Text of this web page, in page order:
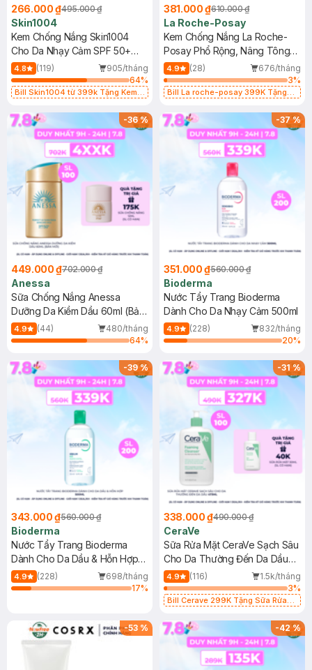
266.000 ₫495.000 ₫
Skin1004
Kem Chống Nắng Skin1004
Cho Da Nhạy Cảm SPF 50+
50ml
4.8 (119)
905/tháng
64%
Bill Skin1004 từ 399k Tặng Kem
SPF 50+ 20ml (SL Có Hạn)
381.000 ₫610.000 ₫
La Roche-Posay
Kem Chống Nắng La Roche-
Posay Phổ Rộng, Nâng Tông
Kiềm Dầu 50ml
4.9 (28)
676/tháng
3%
Bill La roche-posay 399K Tặng
(SL có hạn)
-36%
449.000 ₫702.000 ₫
Anessa
Sữa Chống Nắng Anessa
Dưỡng Da Kiềm Dầu 60ml (Bản
Mới)
4.9 (44)
480/tháng
64%
-37%
351.000 ₫560.000 ₫
Bioderma
Nước Tẩy Trang Bioderma
Dành Cho Da Nhạy Cảm 500ml
4.9 (228)
832/tháng
20%
-39%
343.000 ₫560.000 ₫
Bioderma
Nước Tẩy Trang Bioderma
Dành Cho Da Dầu & Hỗn Hợp
500ml
4.9 (228)
698/tháng
17%
-31%
338.000 ₫490.000 ₫
CeraVe
Sữa Rửa Mặt CeraVe Sạch Sâu
Cho Da Thường Đến Da Dầu
473ml
4.9 (116)
1.5k/tháng
3%
Bill Cerave 299K Tặng Sữa Rửa
-53 % -42%